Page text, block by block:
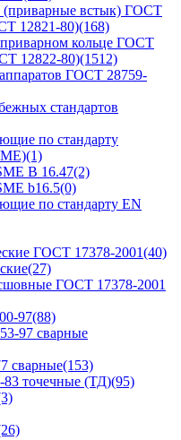
встык) ГОСТ
12821-80)(168)
кольце ГОСТ
12822-80)(1512)
ГОСТ 28759-
стандартов
по стандарту
(1)
B 16.47(2)
b16.5(0)
по стандарту EN
ГОСТ 17378-2001(40)
(27)
ГОСТ 17378-2001
97(88)
97 сварные
сварные(153)
точечные (ТД)(95)